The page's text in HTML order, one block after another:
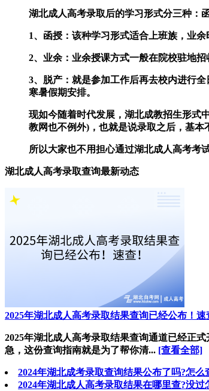
湖北成人高考录取后的学习形式分三种：
1、函授：该种学习形式适合上班族，业
2、业余：业余授课方式一般在院校驻地
3、脱产：就是参加工作后再去校内进行
寒暑假期安排。
现如今随着时代发展，湖北成教招生形式
教网也不例外)，也就是说录取之后，基本
所以大家也不用担心通过湖北成人高考考
湖北成人高考录取查询最新动态
2025年湖北成人高考录取结果查询已经公布！速
2025年湖北成人高考录取结果查询通道已经正
急，这份查询指南就是为了帮你清... [查看全部]
2024年湖北成考录取查询结果公布了吗?怎么
2024年湖北成人高考录取结果在哪里查?没过